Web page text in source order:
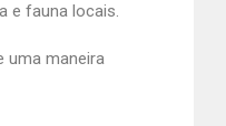
e fauna locais.
uma maneira